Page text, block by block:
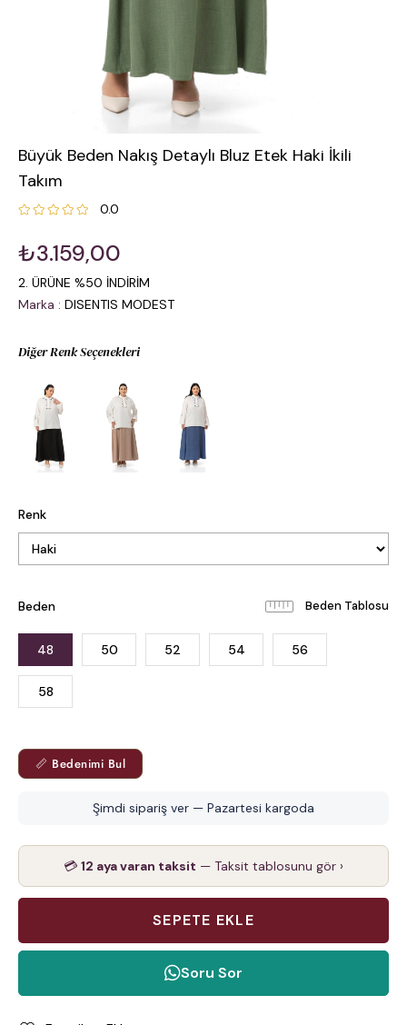
Büyük Beden Nakış Detaylı Bluz Etek Haki İkili
Takım
0.0
₺3.159,00
2. ÜRÜNE %50 İNDİRİM
Marka : DISENTIS MODEST
Diğer Renk Seçenekleri
Renk
Beden Beden Tablosu
48 50 52 54 56
58
📏 Bedenimi Bul
Şimdi sipariş ver — Pazartesi kargoda
💳 12 aya varan taksit — Taksit tablosunu gör ›
Soru Sor